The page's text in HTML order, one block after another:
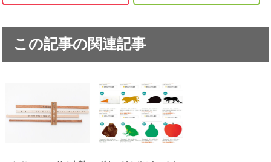
この記事の関連記事